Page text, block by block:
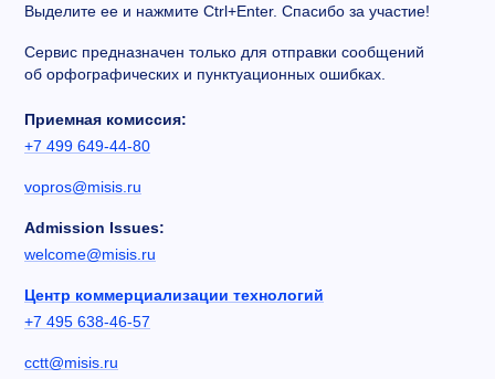
Выделите ее и нажмите Ctrl+Enter. Спасибо за участие!
Сервис предназначен только для отправки сообщений
об орфографических и пунктуационных ошибках.
Приемная комиссия:
+7 499 649-44-80
vopros@misis.ru
Admission Issues:
welcome@misis.ru
Центр коммерциализации технологий
+7 495 638-46-57
cctt@misis.ru